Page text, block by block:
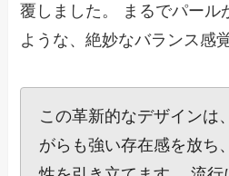
覆しました。 まるでパール
ような、絶妙なバランス感
この革新的なデザインは
がらも強い存在感を放ち